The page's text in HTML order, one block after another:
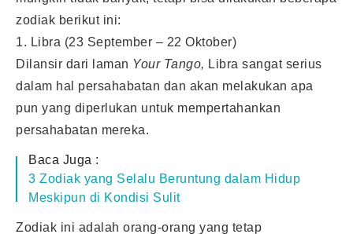
zodiak berikut ini:
1. Libra (23 September – 22 Oktober)
Dilansir dari laman Your Tango, Libra sangat serius
dalam hal persahabatan dan akan melakukan apa
pun yang diperlukan untuk mempertahankan
persahabatan mereka.
Baca Juga :
3 Zodiak yang Selalu Beruntung dalam Hidup
Meskipun di Kondisi Sulit
Zodiak ini adalah orang-orang yang tetap